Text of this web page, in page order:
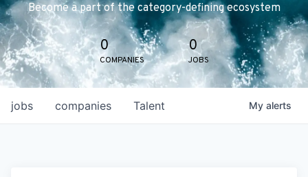
Become a part of the category-defining ecosystem
0
COMPANIES
0
JOBS
jobs companies Talent My alerts